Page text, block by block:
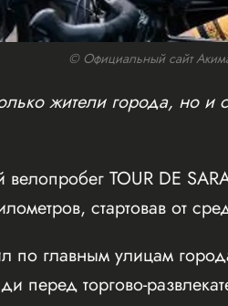
© Официальный сайт
жители города, но и
велопробег TOUR DE
стартовав от
по главным улицам
перед торгово-